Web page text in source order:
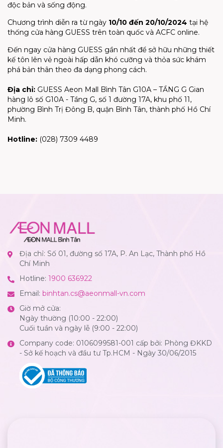
độc bản và sống động.
Chương trình diễn ra từ ngày 10/10 đến 20/10/2024 tại hệ
thống cửa hàng GUESS trên toàn quốc và ACFC online.
Đến ngay cửa hàng GUESS gần nhất để sở hữu những thiết
kế tôn lên vẻ ngoài hấp dẫn khó cưỡng và thỏa sức khám
phá bản thân theo đa dạng phong cách.
Địa chỉ: GUESS Aeon Mall Bình Tân G10A – TẦNG G Gian
hàng lô số G10A - Tầng G, số 1 đường 17A, khu phố 11,
phường Bình Trị Đông B, quận Bình Tân, thành phố Hồ Chí
Minh.
Hotline: (028) 7309 4489
Địa chỉ: Số 01, đường số 17A, P. An Lạc, Thành phố Hồ
Chí Minh
Hotline: 1900 636922
Email: binhtan.cs@aeonmall-vn.com
Giờ mở cửa:
Ngày thường (10:00 - 22:00)
Cuối tuần và ngày lễ (9:00 - 22:00)
Company code: 0106099581-001 cấp bởi: Phòng ĐKKD
- Sở kế hoạch và đầu tư Tp.HCM - Ngày 30/06/2015